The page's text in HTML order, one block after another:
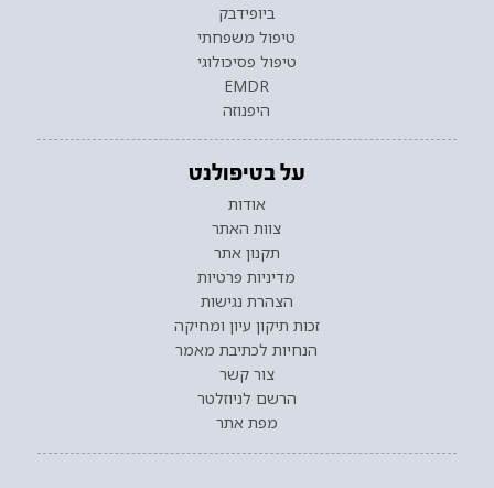
ביופידבק
טיפול משפחתי
טיפול פסיכולוגי
EMDR
היפנוזה
על בטיפולנט
אודות
צוות האתר
תקנון אתר
מדיניות פרטיות
הצהרת נגישות
זכות תיקון עיון ומחיקה
הנחיות לכתיבת מאמר
צור קשר
הרשם לניוזלטר
מפת אתר